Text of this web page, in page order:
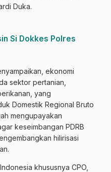
Duka.
Si Dokkes Polres
ekonomi
sektor pertanian,
yang
Domestik Regional Bruto
mengupayakan
keseimbangan PDRB
hilirisasi
khususnya CPO,